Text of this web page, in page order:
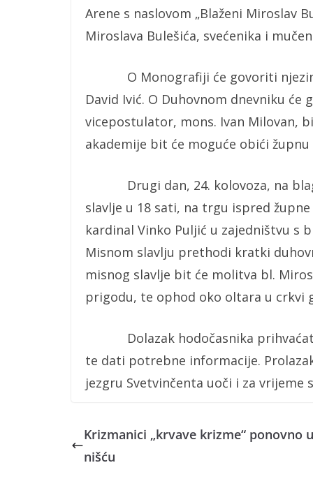
Arene s naslovom „Blaženi Miroslav
Miroslava Bulešića, svećenika i
O Monografiji će govoriti njezin
David Ivić. O Duhovnom dnevniku
vicepostulator, mons. Ivan Milovan,
akademije bit će moguće obići
Drugi dan, 24. kolovoza, na
slavlje u 18 sati, na trgu ispred
kardinal Vinko Puljić u zajedništvu s
Misnom slavlju prethodi kratki
misnog slavlje bit će molitva bl.
prigodu, te ophod oko oltara u crkvi
Dolazak hodočasnika prihvaćat
te dati potrebne informacije.
jezgru Svetvinčenta uoči i za vrijeme
Krizmanici „krvave krizme“ ponovno
nišću